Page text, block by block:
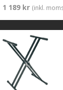
1 189 kr (inkl.